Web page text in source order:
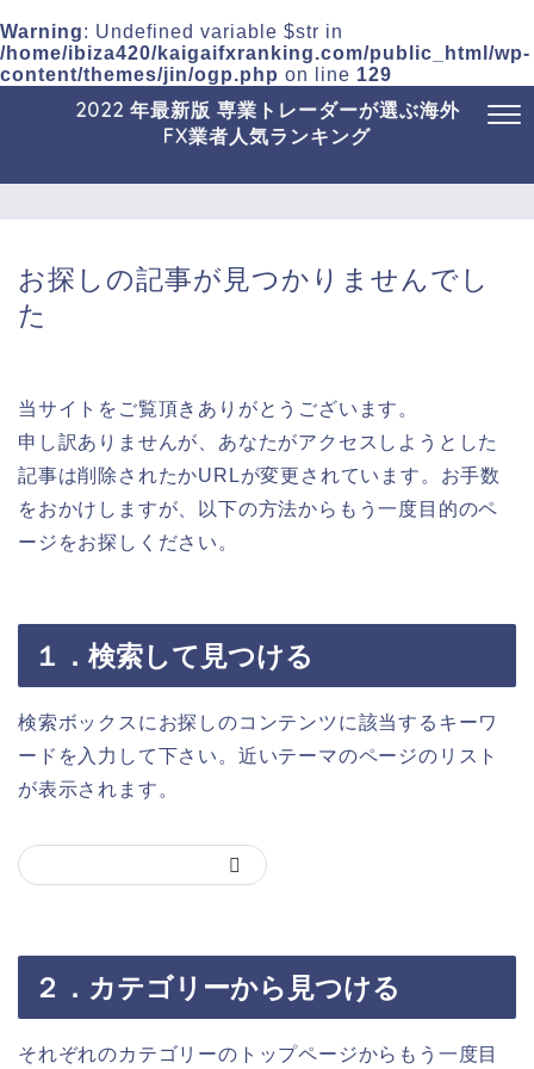
Warning: Undefined variable $str in
/home/ibiza420/kaigaifxranking.com/public_html/wp-
content/themes/jin/ogp.php on line 129
2022 年最新版 専業トレーダーが選ぶ海外
FX業者人気ランキング
お探しの記事が見つかりませんでし
た
当サイトをご覧頂きありがとうございます。
申し訳ありませんが、あなたがアクセスしようとした
記事は削除されたかURLが変更されています。お手数
をおかけしますが、以下の方法からもう一度目的のペ
ージをお探しください。
１．検索して見つける
検索ボックスにお探しのコンテンツに該当するキーワ
ードを入力して下さい。近いテーマのページのリスト
が表示されます。
２．カテゴリーから見つける
それぞれのカテゴリーのトップページからもう一度目